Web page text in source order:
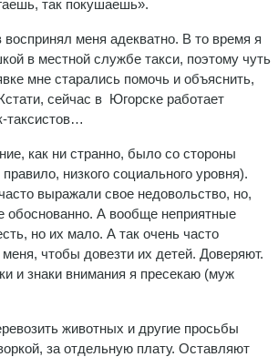
так покушаешь».
меня адекватно. В то время я
в местной службе такси, поэтому чуть
мне старались помочь и объяснить,
сейчас в Югорске работает
таксистов…
как ни странно, было со стороны
низкого социального уровня).
выражали свое недовольство, но,
обоснованно. А вообще неприятные
но их мало. А так очень часто
чтобы довезти их детей. Доверяют.
и знаки внимания я пресекаю (муж
животных и другие просьбы
за отдельную плату. Оставляют